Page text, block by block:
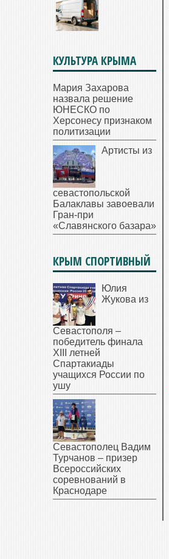
КУЛЬТУРА КРЫМА
Мария Захарова
назвала решение
ЮНЕСКО по
Херсонесу признаком
политизации
Артисты из
севастопольской
Балаклавы завоевали
Гран-при
«Славянского базара»
КРЫМ СПОРТИВНЫЙ
Юлия
Жукова из
Севастополя –
победитель финала
XIII летней
Спартакиады
учащихся России по
ушу
Севастополец Вадим
Турчанов – призер
Всероссийских
соревнований в
Краснодаре